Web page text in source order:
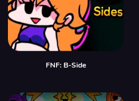
FNF: B-Side